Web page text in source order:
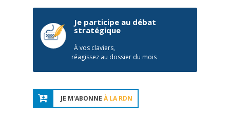
Je participe au débat
stratégique
À vos claviers,
réagissez au dossier du mois
JE M'ABONNE À LA RDN